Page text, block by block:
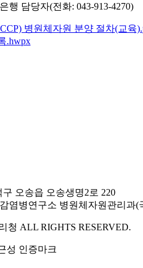
행 담당자(전화: 043-913-4270)
병원체자원 분양 절차(교육
.hwpx
오송읍 오송생명2로 220
염병연구소 병원체자원관리과(
청 ALL RIGHTS RESERVED.